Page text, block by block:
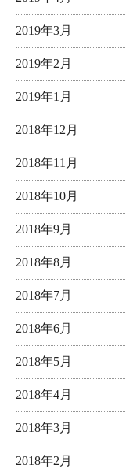
2019年3月
2019年2月
2019年1月
2018年12月
2018年11月
2018年10月
2018年9月
2018年8月
2018年7月
2018年6月
2018年5月
2018年4月
2018年3月
2018年2月